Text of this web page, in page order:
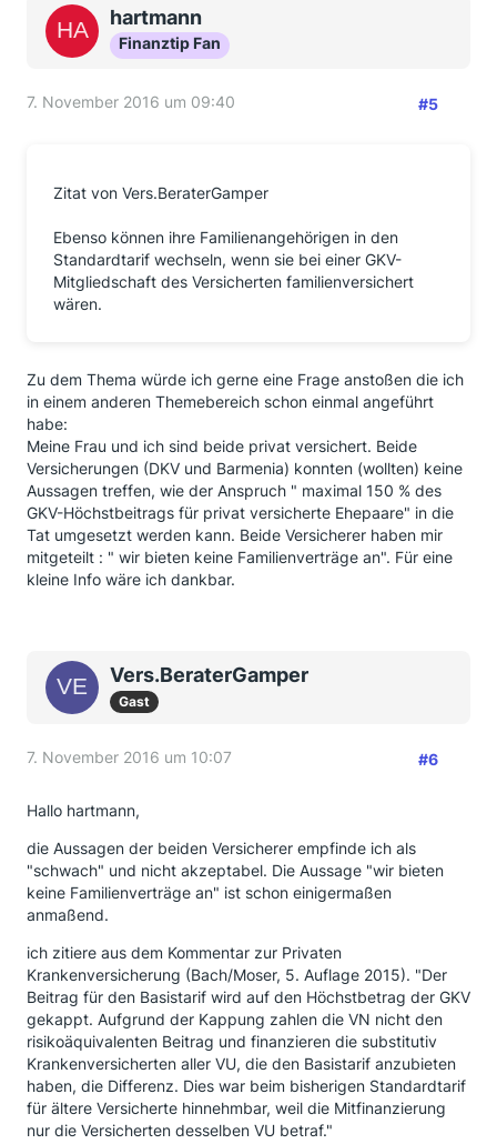
hartmann
Finanztip Fan
7. November 2016 um 09:40 #5
Zitat von Vers.BeraterGamper
Ebenso können ihre Familienangehörigen in den
Standardtarif wechseln, wenn sie bei einer GKV-
Mitgliedschaft des Versicherten familienversichert
wären.
Zu dem Thema würde ich gerne eine Frage anstoßen die ich
in einem anderen Themebereich schon einmal angeführt
habe:
Meine Frau und ich sind beide privat versichert. Beide
Versicherungen (DKV und Barmenia) konnten (wollten) keine
Aussagen treffen, wie der Anspruch " maximal 150 % des
GKV-Höchstbeitrags für privat versicherte Ehepaare" in die
Tat umgesetzt werden kann. Beide Versicherer haben mir
mitgeteilt : " wir bieten keine Familienverträge an". Für eine
kleine Info wäre ich dankbar.
Vers.BeraterGamper
Gast
7. November 2016 um 10:07 #6
Hallo hartmann,
die Aussagen der beiden Versicherer empfinde ich als
"schwach" und nicht akzeptabel. Die Aussage "wir bieten
keine Familienverträge an" ist schon einigermaßen
anmaßend.
ich zitiere aus dem Kommentar zur Privaten
Krankenversicherung (Bach/Moser, 5. Auflage 2015). "Der
Beitrag für den Basistarif wird auf den Höchstbetrag der GKV
gekappt. Aufgrund der Kappung zahlen die VN nicht den
risikoäquivalenten Beitrag und finanzieren die substitutiv
Krankenversicherten aller VU, die den Basistarif anzubieten
haben, die Differenz. Dies war beim bisherigen Standardtarif
für ältere Versicherte hinnehmbar, weil die Mitfinanzierung
nur die Versicherten desselben VU betraf."